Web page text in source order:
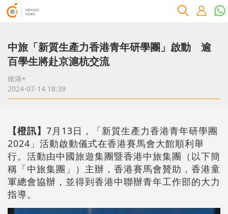
中旅「新質生產力香港青年研學團」啟動 逾
百學生將赴京滬杭交流
維港+
2024-07-14 18:39
【橙訊】 7月13日，「新質生產力香港青年研學團
2024」活動啟動儀式在香港賽馬會大館順利舉
行。活動由中國旅遊集團暨香港中旅集團（以下簡
稱「中旅集團」）主辦，香港賽馬會贊助，香港童
軍總會協辦，並得到香港中聯辦青年工作部的大力
指導。